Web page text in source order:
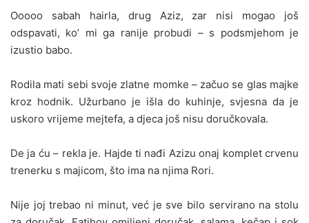
Ooooo sabah hairla, drug Aziz, zar nisi mogao još
odspavati, ko’ mi ga ranije probudi – s podsmjehom je
izustio babo.
Rodila mati sebi svoje zlatne momke – začuo se glas majke
kroz hodnik. Užurbano je išla do kuhinje, svjesna da je
uskoro vrijeme mejtefa, a djeca još nisu doručkovala.
De ja ću – rekla je. Hajde ti nađi Azizu onaj komplet crvenu
trenerku s majicom, što ima na njima Rori.
Nije joj trebao ni minut, već je sve bilo servirano na stolu